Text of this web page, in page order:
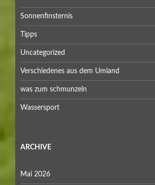
Sonnenfinsternis
Tipps
Uncategorized
Verschiedenes aus dem Umland
was zum schmunzeln
Wassersport
ARCHIVE
Mai 2026